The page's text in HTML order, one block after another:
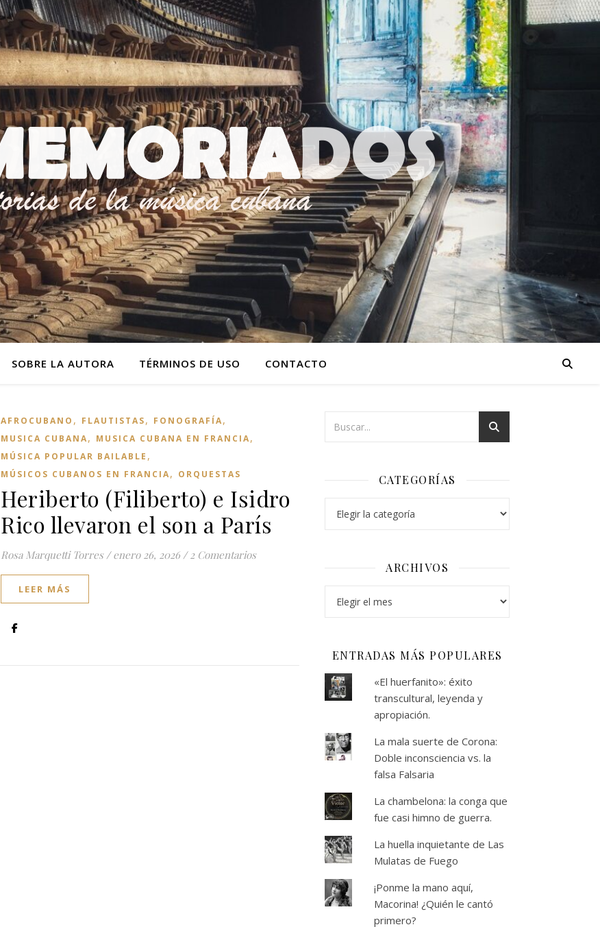
SOBRE LA AUTORA TÉRMINOS DE USO CONTACTO
AFROCUBANO , FLAUTISTAS, FONOGRAFÍA,
MUSICA CUBANA, MUSICA CUBANA EN FRANCIA,
MÚSICA POPULAR BAILABLE ,
MÚSICOS CUBANOS EN FRANCIA, ORQUESTAS
Heriberto (Filiberto) e Isidro
Rico llevaron el son a París
Rosa Marquetti Torres / enero 26, 2026 / 2 Comentarios
LEER MÁS
CATEGORÍAS
ARCHIVOS
ENTRADAS MÁS POPULARES
«El huerfanito»: éxito
transcultural, leyenda y
apropiación.
La mala suerte de Corona:
Doble inconsciencia vs. la
falsa Falsaria
La chambelona: la conga que
fue casi himno de guerra.
La huella inquietante de Las
Mulatas de Fuego
¡Ponme la mano aquí,
Macorina! ¿Quién le cantó
primero?